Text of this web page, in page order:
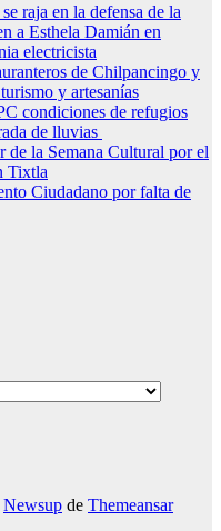
raja en la defensa de la
a Esthela Damián en
electricista
de Chilpancingo y
y artesanías
condiciones de refugios
de lluvias
la Semana Cultural por el
Tixtla
Ciudadano por falta de
Newsup de Themeansar